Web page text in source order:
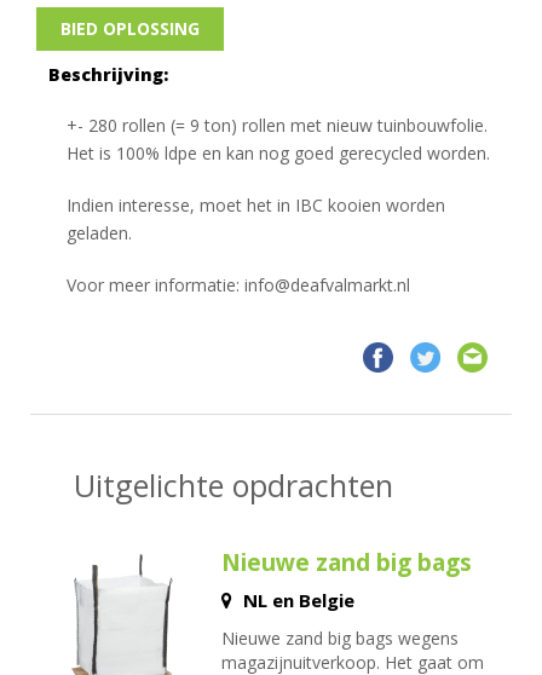
BIED OPLOSSING
Beschrijving:
+- 280 rollen (= 9 ton) rollen met nieuw tuinbouwfolie.
Het is 100% ldpe en kan nog goed gerecycled worden.
Indien interesse, moet het in IBC kooien worden
geladen.
Voor meer informatie: info@deafvalmarkt.nl
Uitgelichte opdrachten
Nieuwe zand big bags
NL en Belgie
Nieuwe zand big bags wegens
magazijnuitverkoop. Het gaat om